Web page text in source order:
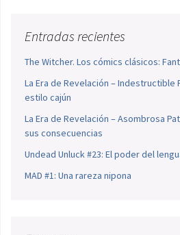
Entradas recientes
The Witcher. Los cómics clásicos:
La Era de Revelación – Indestructible
estilo cajún
La Era de Revelación – Asombrosa
sus consecuencias
Undead Unluck #23: El poder del
MAD #1: Una rareza nipona